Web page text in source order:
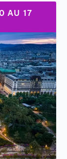
AU 17